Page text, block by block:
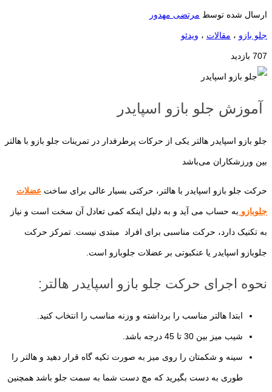
ارسال شده توسط مرتضی مهدور
جلو بازو ، مقالات ، ویدئو
707 بازدید
آموزش جلو بازو اسپایدر
جلو بازو اسپایدر هالتر یکی از حرکات پرطرفدار در تمرینات جلو بازو با هالتر
بین ورزشکاران می‌باشد
حرکت جلو بازو اسپایدر با هالتر، حرکتی بسیار عالی برای ساخت عضلات
جلوبازو به حساب می آید و به دلیل اینکه کمی تعادل آن سخت است و نیاز
به تکنیک دارد، حرکت مناسبی برای افراد مبتدی نیست. تمرکز حرکت
جلوبازو اسپایدر یا عنکبوتی بر عضلات جلوبازو است.
نحوه اجرای حرکت جلو بازو اسپایدر هالتر:
ابتدا هالتر مناسب را برداشته و وزنه مناسب را انتخاب کنید.
شیب میز بین 30 تا 45 درجه باشد.
سینه و شکمتان را روی میز به صورت تکیه گاه قرار دهید و هالتر را
طوری به دست بگیرید که مچ دست شما به سمت جلو باشد همچنین